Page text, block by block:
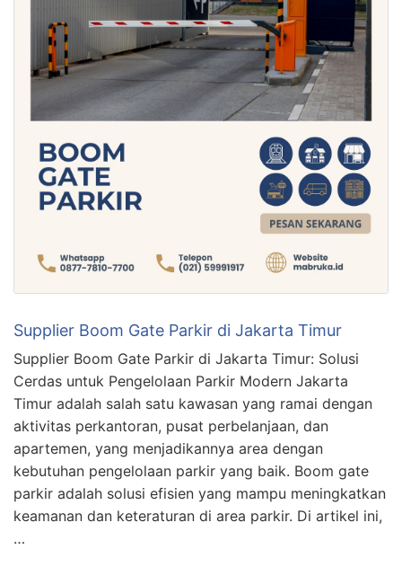
Supplier Boom Gate Parkir di Jakarta Timur
Supplier Boom Gate Parkir di Jakarta Timur: Solusi
Cerdas untuk Pengelolaan Parkir Modern Jakarta
Timur adalah salah satu kawasan yang ramai dengan
aktivitas perkantoran, pusat perbelanjaan, dan
apartemen, yang menjadikannya area dengan
kebutuhan pengelolaan parkir yang baik. Boom gate
parkir adalah solusi efisien yang mampu meningkatkan
keamanan dan keteraturan di area parkir. Di artikel ini,
…